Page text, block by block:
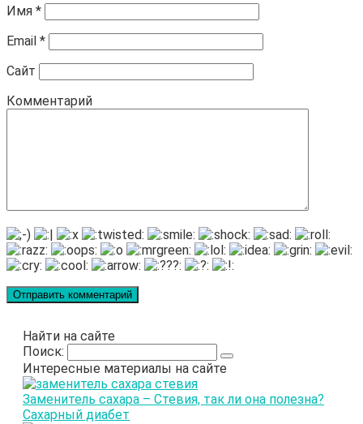
Имя *
Email *
Сайт
Комментарий
Найти на сайте
Поиск:
Интересные материалы на сайте
Заменитель сахара – Стевия, так ли она полезна?
Сахарный диабет